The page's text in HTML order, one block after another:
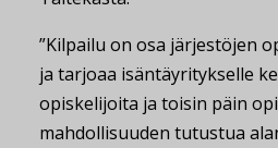
”Kilpailu on osa järjestöjen
ja tarjoaa isäntäyritykselle
opiskelijoita ja toisin päin
mahdollisuuden tutustua